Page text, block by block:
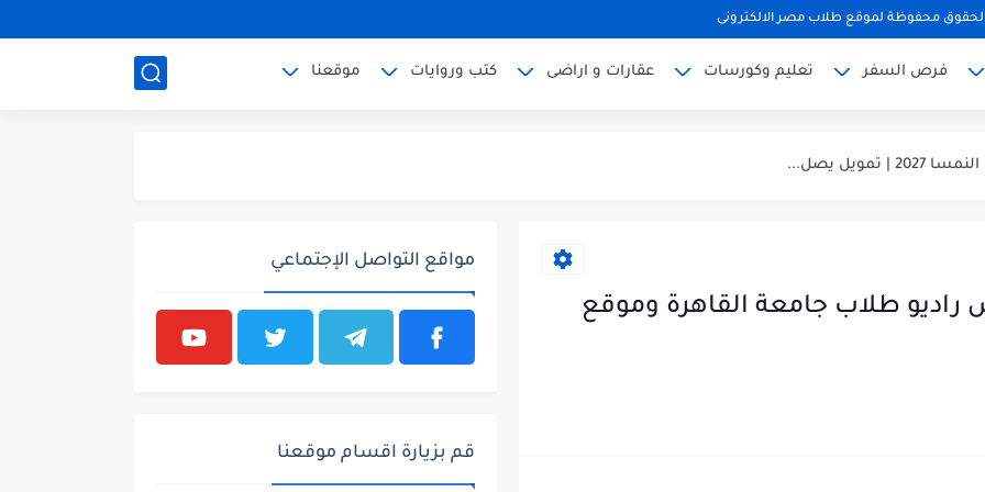
محفوظة لموقع طلاب مصر الالكترونى
فرص السفر تعليم وكورسات عقارات و اراضى كتب وروايات موقعنا
طلاب جامعة القاهرة وموقع
مواقع التواصل الإجتماعي
قم بزيارة اقسام موقعنا